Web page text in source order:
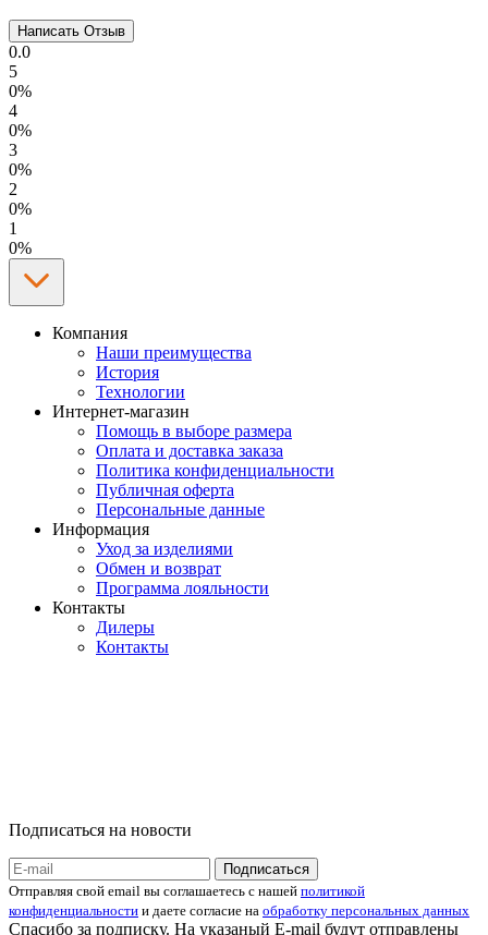
0.0
5
0%
4
0%
3
0%
2
0%
1
0%
Компания
Наши преимущества
История
Технологии
Интернет-магазин
Помощь в выборе размера
Оплата и доставка заказа
Политика конфиденциальности
Публичная оферта
Персональные данные
Информация
Уход за изделиями
Обмен и возврат
Программа лояльности
Контакты
Дилеры
Контакты
Подписаться на новости
Отправляя свой email вы соглашаетесь с нашей политикой
конфиденциальности и даете согласие на обработку персональных данных
Спасибо за подписку. На указаный E-mail будут отправлены